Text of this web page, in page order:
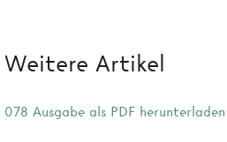
Weitere Artikel
078 Ausgabe als PDF herunterladen